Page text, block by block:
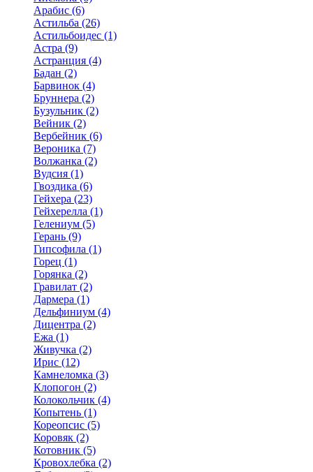
Арабис (6)
Астильба (26)
Астильбоидес (1)
Астра (9)
Астранция (4)
Бадан (2)
Барвинок (4)
Бруннера (2)
Бузульник (2)
Вейник (2)
Вербейник (6)
Вероника (7)
Волжанка (2)
Вудсия (1)
Гвоздика (6)
Гейхера (23)
Гейхерелла (1)
Гелениум (5)
Герань (9)
Гипсофила (1)
Горец (1)
Горянка (2)
Гравилат (2)
Дармера (1)
Дельфиниум (4)
Дицентра (2)
Ежа (1)
Живучка (2)
Ирис (12)
Камнеломка (3)
Клопогон (2)
Колокольчик (4)
Копытень (1)
Кореопсис (5)
Коровяк (2)
Котовник (5)
Кровохлебка (2)